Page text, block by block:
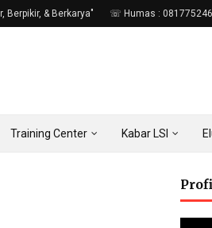
Berpikir, & Berkarya" ☏ Humas :
Training Center Kabar LSI